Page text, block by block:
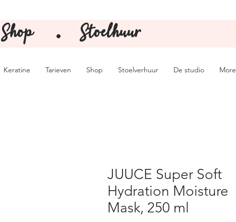
Shop ⚫️ Stoelhuur
Keratine Tarieven Shop Stoelverhuur De studio More
JUUCE Super Soft
Hydration Moisture
Mask, 250 ml